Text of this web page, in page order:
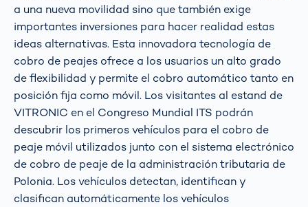
a una nueva movilidad sino que también exige
importantes inversiones para hacer realidad estas
ideas alternativas. Esta innovadora tecnología de
cobro de peajes ofrece a los usuarios un alto grado
de flexibilidad y permite el cobro automático tanto en
posición fija como móvil. Los visitantes al estand de
VITRONIC en el Congreso Mundial ITS podrán
descubrir los primeros vehículos para el cobro de
peaje móvil utilizados junto con el sistema electrónico
de cobro de peaje de la administración tributaria de
Polonia. Los vehículos detectan, identifican y
clasifican automáticamente los vehículos